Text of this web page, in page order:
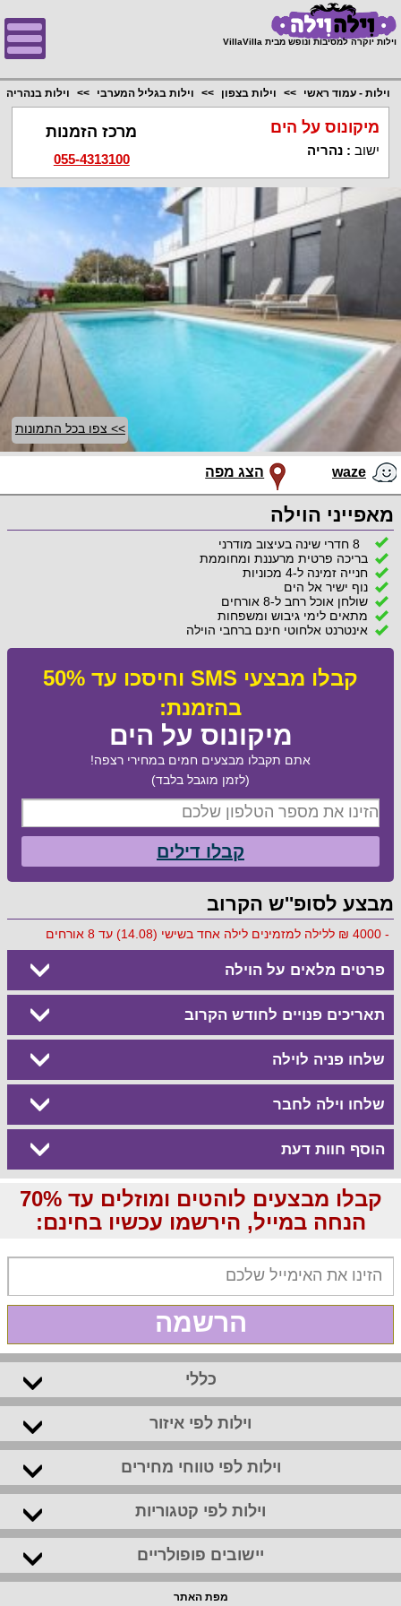
וילות יוקרה למסיבות ונופש מבית VillaVilla
וילות - עמוד ראשי וילות בצפון וילות בגליל המערבי וילות בנהריה
מיקונוס על הים
ישוב :נהריה
מרכז הזמנות
055-4313100
>> צפו בכל התמונות
waze הצג מפה
מאפייני הוילה
8 חדרי שינה בעיצוב מודרני
בריכה פרטית מרעננת ומחוממת
חנייה זמינה ל-4 מכוניות
נוף ישיר אל הים
שולחן אוכל רחב ל-8 אורחים
מתאים לימי גיבוש ומשפחות
אינטרנט אלחוטי חינם ברחבי הוילה
קבלו מבצעי SMS וחיסכו עד 50%
בהזמנת:
מיקונוס על הים
אתם תקבלו מבצעים חמים במחירי רצפה!
(לזמן מוגבל בלבד)
קבלו דילים
מבצע לסופ''ש הקרוב
- 4000 ₪ ללילה למזמינים לילה אחד בשישי (14.08) עד 8 אורחים
פרטים מלאים על הוילה
תאריכים פנויים לחודש הקרוב
שלחו פניה לוילה
שלחו וילה לחבר
הוסף חוות דעת
קבלו מבצעים לוהטים ומוזלים עד 70%
הנחה במייל, הירשמו עכשיו בחינם:
הרשמה
כללי
וילות לפי איזור
וילות לפי טווחי מחירים
וילות לפי קטגוריות
יישובים פופולריים
מפת האתר